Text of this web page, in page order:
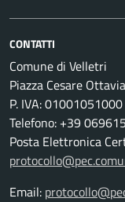
CONTATTI
Comune di Velletri
Piazza Cesare
P. IVA: 01001051000
Telefono: +39
Posta Elettronica
Email: